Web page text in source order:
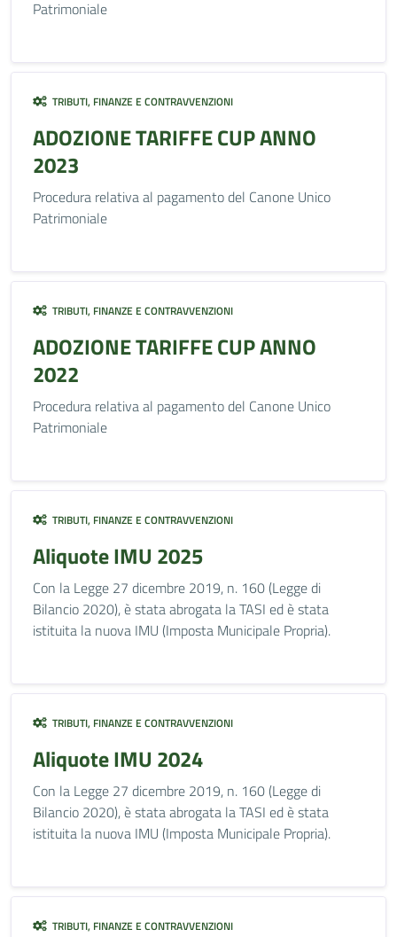
Patrimoniale
TRIBUTI, FINANZE E CONTRAVVENZIONI
ADOZIONE TARIFFE CUP ANNO
2023
Procedura relativa al pagamento del Canone Unico
Patrimoniale
TRIBUTI, FINANZE E CONTRAVVENZIONI
ADOZIONE TARIFFE CUP ANNO
2022
Procedura relativa al pagamento del Canone Unico
Patrimoniale
TRIBUTI, FINANZE E CONTRAVVENZIONI
Aliquote IMU 2025
Con la Legge 27 dicembre 2019, n. 160 (Legge di
Bilancio 2020), è stata abrogata la TASI ed è stata
istituita la nuova IMU (Imposta Municipale Propria).
TRIBUTI, FINANZE E CONTRAVVENZIONI
Aliquote IMU 2024
Con la Legge 27 dicembre 2019, n. 160 (Legge di
Bilancio 2020), è stata abrogata la TASI ed è stata
istituita la nuova IMU (Imposta Municipale Propria).
TRIBUTI, FINANZE E CONTRAVVENZIONI